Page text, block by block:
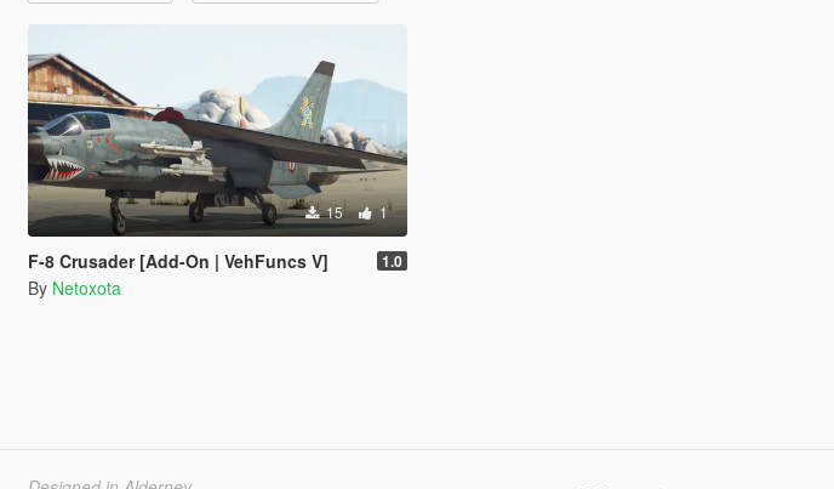
15 1
F-8 Crusader [Add-On | VehFuncs V] 1.0
By Netoxota